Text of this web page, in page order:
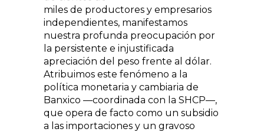
miles de productores y empresarios
independientes, manifestamos
nuestra profunda preocupación por
la persistente e injustificada
apreciación del peso frente al dólar.
Atribuimos este fenómeno a la
política monetaria y cambiaria de
Banxico —coordinada con la SHCP—,
que opera de facto como un subsidio
a las importaciones y un gravoso